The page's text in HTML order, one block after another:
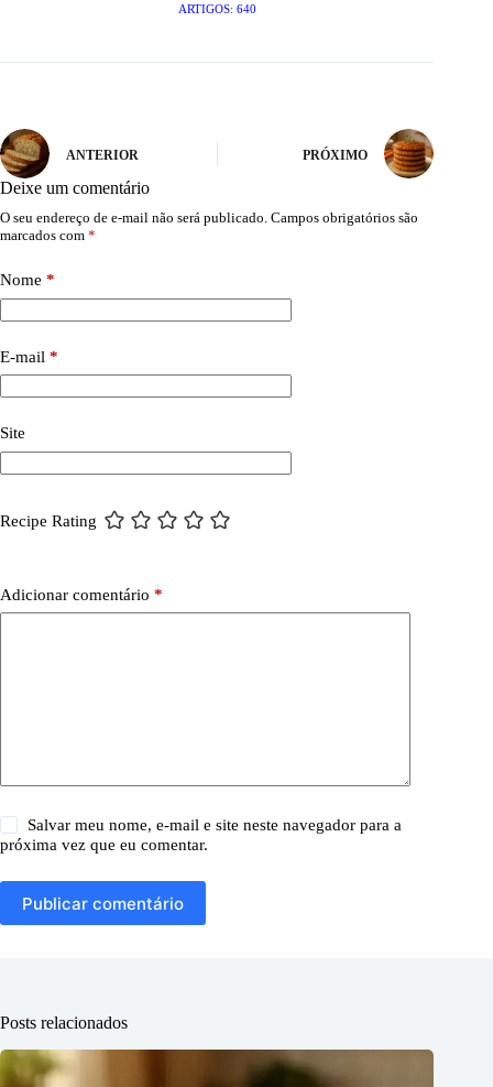
ARTIGOS: 640
ANTERIOR PRÓXIMO
Deixe um comentário
O seu endereço de e-mail não será publicado. Campos obrigatórios são
marcados com *
Nome *
E-mail *
Site
Recipe Rating
Adicionar comentário *
Salvar meu nome, e-mail e site neste navegador para a
próxima vez que eu comentar.
Publicar comentário
Posts relacionados